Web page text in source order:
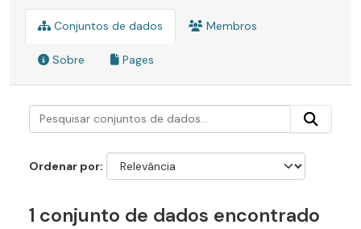
Conjuntos de dados Membros
Sobre Pages
Ordenar por
1 conjunto de dados encontrado